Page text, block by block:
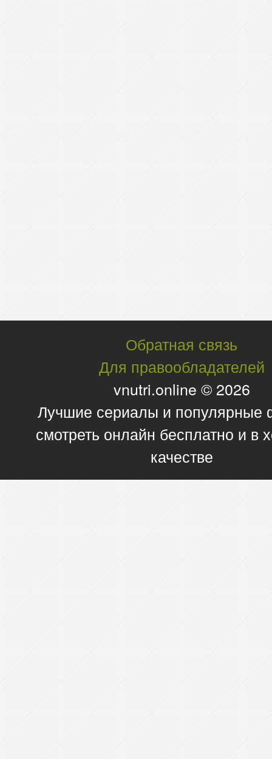
Обратная связь
Для правообладателей
vnutri.online © 2026
Лучшие сериалы и
смотреть онлайн бесплатно и в
качестве